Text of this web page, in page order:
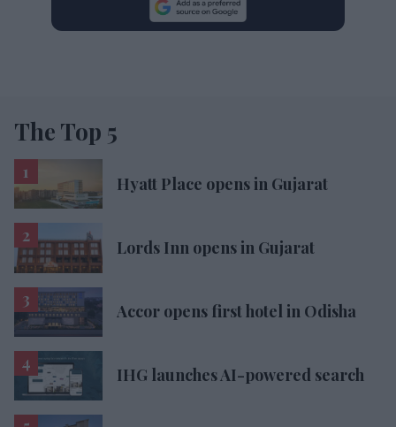
The Top 5
Hyatt Place opens in Gujarat
Lords Inn opens in Gujarat
Accor opens first hotel in Odisha
IHG launches AI-powered search